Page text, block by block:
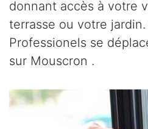
donnant accès à votre
terrasse ou votre
Professionels se
sur Mouscron .